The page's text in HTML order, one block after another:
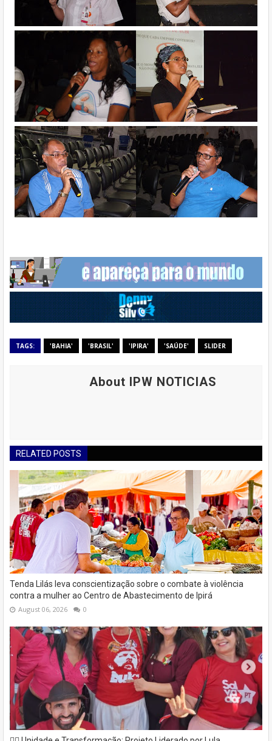
TAGS: 'BAHIA' 'BRASIL' 'IPIRA' 'SAÚDE' SLIDER
About IPW NOTICIAS
RELATED POSTS
Tenda Lilás leva conscientização sobre o combate à violência
contra a mulher ao Centro de Abastecimento de Ipirá
August 06, 2026 0